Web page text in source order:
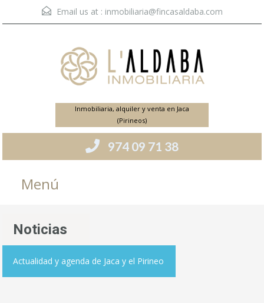
Email us at : inmobiliaria@fincasaldaba.com
Inmobiliaria, alquiler y venta en Jaca
(Pirineos)
974 09 71 38
Menú
Noticias
Actualidad y agenda de Jaca y el Pirineo